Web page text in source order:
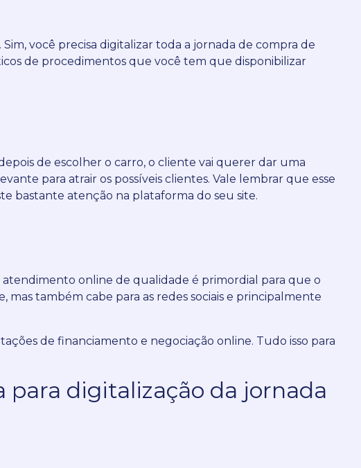
Sim, você precisa digitalizar toda a jornada de compra de
de procedimentos que você tem que disponibilizar
de escolher o carro, o cliente vai querer dar uma
para atrair os possíveis clientes. Vale lembrar que esse
bastante atenção na plataforma do seu site.
atendimento online de qualidade é primordial para que o
mas também cabe para as redes sociais e principalmente
de financiamento e negociação online. Tudo isso para
para digitalização da jornada